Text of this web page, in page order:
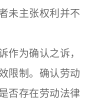
未主张权利并不
为确认之诉，
限制。确认劳动
否存在劳动法律